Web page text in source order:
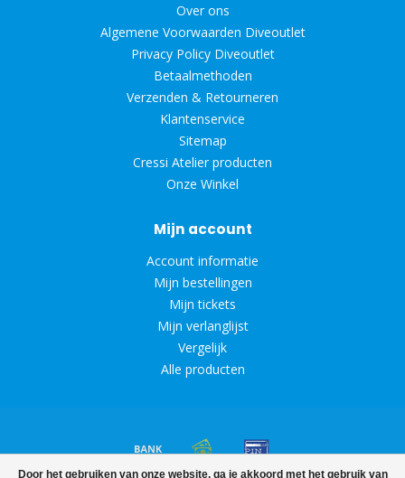
Door het gebruiken van onze website, ga je akkoord met het gebruik van
Over ons
Algemene Voorwaarden Diveoutlet
Privacy Policy Diveoutlet
Betaalmethoden
Verzenden & Retourneren
Klantenservice
Sitemap
Cressi Atelier producten
Onze Winkel
Mijn account
Account informatie
Mijn bestellingen
Mijn tickets
Mijn verlanglijst
Vergelijk
Alle producten